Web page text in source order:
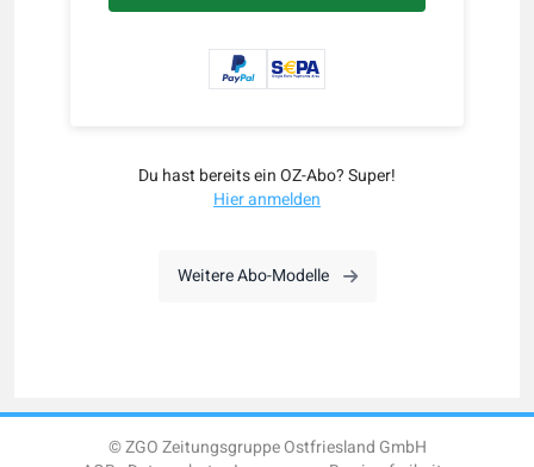
Du hast bereits ein OZ-Abo? Super!
Hier anmelden
Weitere Abo-Modelle
© ZGO Zeitungsgruppe Ostfriesland GmbH